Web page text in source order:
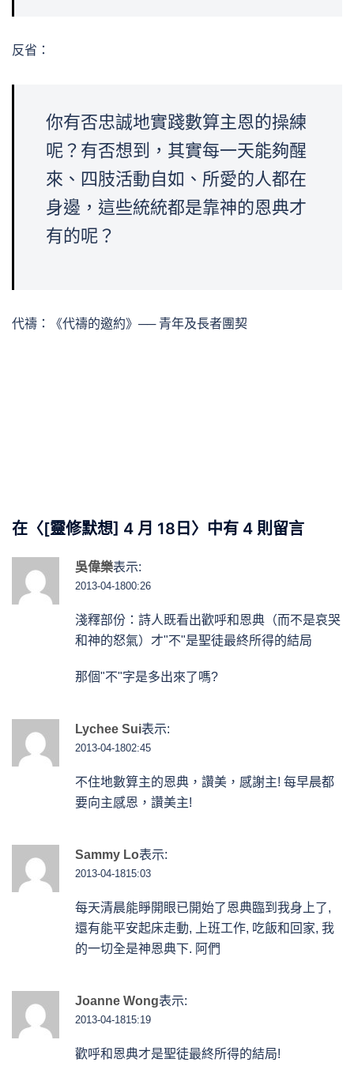
反省：
你有否忠誠地實踐數算主恩的操練
呢？有否想到，其實每一天能夠醒
來、四肢活動自如、所愛的人都在
身邊，這些統統都是靠神的恩典才
有的呢？
代禱：《代禱的邀約》── 青年及長者團契
在〈[靈修默想] 4 月 18日 〉中有 4 則留言
吳偉樂表示:
2013-04-1800:26
淺釋部份：詩人既看出歡呼和恩典（而不是哀哭
和神的怒氣）才"不"是聖徒最終所得的結局
那個"不"字是多出來了嗎?
Lychee Sui表示:
2013-04-1802:45
不住地數算主的恩典，讚美，感謝主! 每早晨都
要向主感恩，讚美主!
Sammy Lo表示:
2013-04-1815:03
每天清晨能睜開眼已開始了恩典臨到我身上了,
還有能平安起床走動, 上班工作, 吃飯和回家, 我
的一切全是神恩典下. 阿們
Joanne Wong表示:
2013-04-1815:19
歡呼和恩典才是聖徒最終所得的結局!